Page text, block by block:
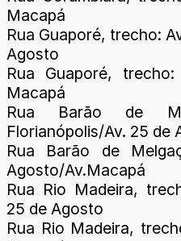
Macapá
Rua Guaporé, trecho:
Agosto
Rua Guaporé,
Macapá
Rua Barão de
Florianópolis/Av. 25 de
Rua Barão de
Agosto/Av.Macapá
Rua Rio Madeira,
25 de Agosto
Rua Rio Madeira,